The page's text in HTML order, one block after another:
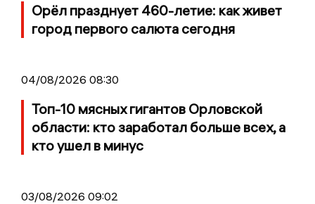
Орёл празднует 460-летие: как живет
город первого салюта сегодня
04/08/2026 08:30
Топ-10 мясных гигантов Орловской
области: кто заработал больше всех, а
кто ушел в минус
03/08/2026 09:02